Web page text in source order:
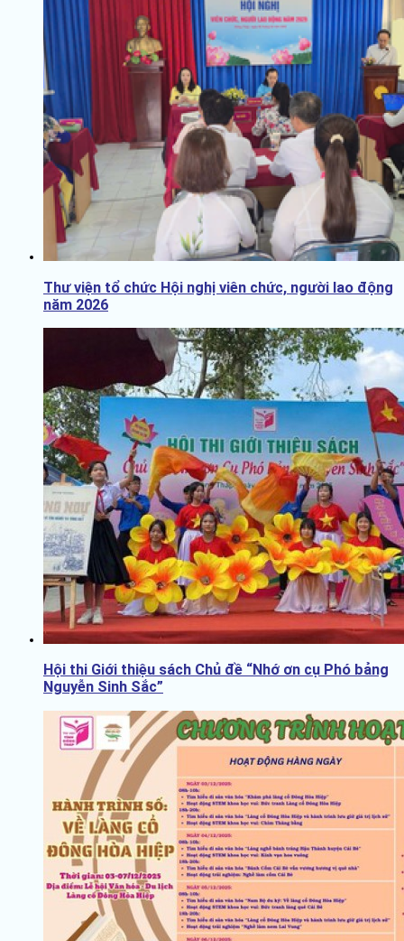
Thư viện tổ chức Hội nghị viên chức, người lao động
năm 2026
Hội thi Giới thiệu sách Chủ đề “Nhớ ơn cụ Phó bảng
Nguyễn Sinh Sắc”